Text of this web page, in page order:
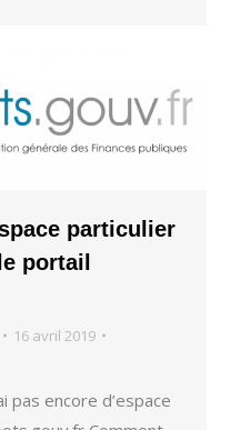
particulier
portail
16 avril 2019
pas encore d’espace